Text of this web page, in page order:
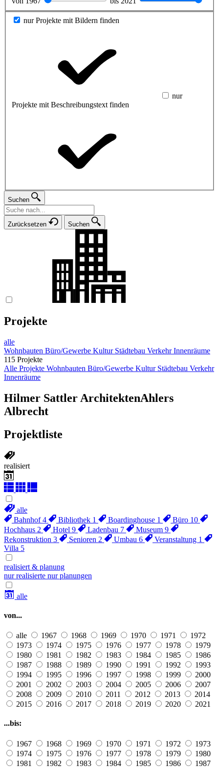
nur Projekte mit Bildern finden
nur
Projekte mit Beschreibungstext finden
Suchen
Zurücksetzen Suchen
Projekte
alle
Wohnbauten Büro/Gewerbe Kultur Städtebau VerkehrInnenräume
115 Projekte
Alle Projekte Wohnbauten Büro/Gewerbe Kultur Städtebau Verkehr
Innenräume
Hilmer Sattler ArchitektenAhlers
Albrecht
Projektliste
realisiert
alle
Bahnhof4 Bibliothek 1 Boardinghouse 1 Büro 10
Hochhaus 2 Hotel 9 Ladenbau 7 Museum 9
Rekonstruktion 3 Senioren 2 Umbau 6 Veranstaltung 1
Villa 5
realisiert & planung
nur realisierte nur planungen
alle
von...
alle 1967 1968 1969 1970 1971
1972
1973
1974 1975 1976 1977 1978
1979
1980
1981 1982 1983 1984 1985
1986
1987
1988 1989 1990 1991 1992
1993
1994
1995 1996 1997 1998 1999
2000
2001
2002 2003 2004 2005 2006
2007
2008
2009 2010 2011 2012 2013
2014
2015
2016 2017 2018 2019 2020 2021
...bis:
1967 1968 1969 1970 1971 1972
1973
1974
1975 1976 1977 1978 1979
1980
1981
1982 1983 1984 1985 1986
1987